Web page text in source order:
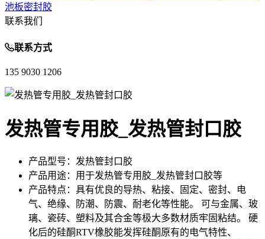
池板密封胶
联系我们
联系方式
135 9030 1206
发热管专用胶_发热管封口胶
产品型号： 发热管封口胶
产品用途： 用于发热管专用胶_发热管封口胶等
产品特点： 具有优良的导热、粘接、固定、密封、电
气、绝缘、防潮、防震、耐老化等性能。 可与金属、玻
璃、瓷砖、塑料及其合金等极大多数材质牢固粘结。 硬
化后的硅酮RTV橡胶能发挥硅酮原有的电气特性、